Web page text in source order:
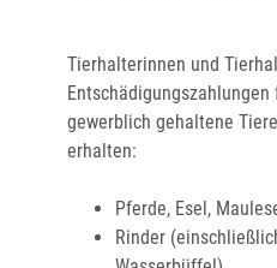
Tierhalterinnen und
gewerblich gehaltene
erhalten:
Pferde, Esel,
Rinder